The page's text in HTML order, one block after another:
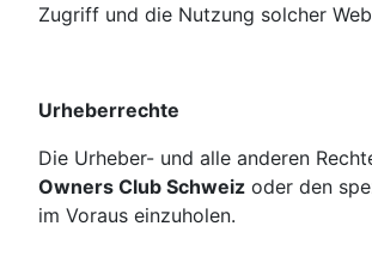
Zugriff und die Nutzung solcher
Urheberrechte
Die Urheber- und alle anderen
Owners Club Schweiz oder den
im Voraus einzuholen.